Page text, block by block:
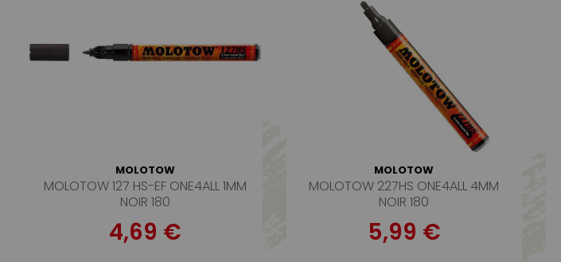
MOLOTOW
MOLOTOW 127 HS-EF ONE4ALL 1MM
NOIR 180
4,69 €
MOLOTOW
MOLOTOW 227HS ONE4ALL 4MM
NOIR 180
5,99 €